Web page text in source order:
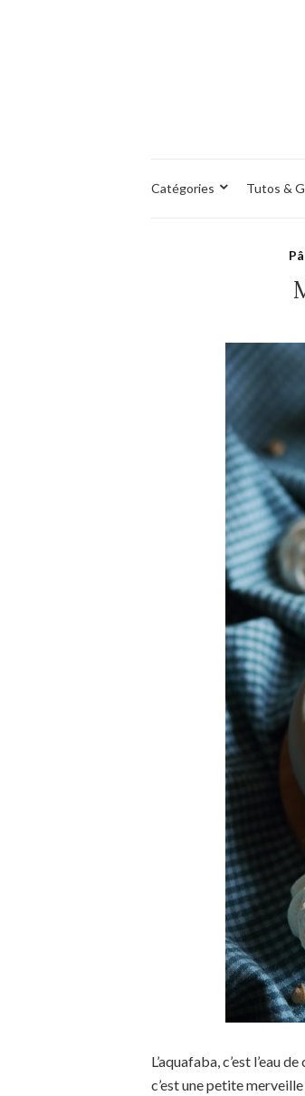
Catégories Tutos &
L’aquafaba, c’est l’eau
c’est une petite